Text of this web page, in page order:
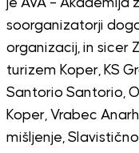
je AVA – Akademija
soorganizatorji
organizacij, in sicer
turizem Koper, KS
Santorio Santorio,
Koper, Vrabec
mišljenje,